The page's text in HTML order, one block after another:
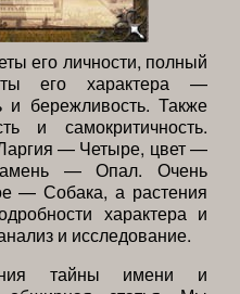
его личности, полный
его характера —
и бережливость. Также
и самокритичность.
— Четыре, цвет —
— Опал. Очень
— Собака, а растения
характера и
и исследование.
тайны имени и